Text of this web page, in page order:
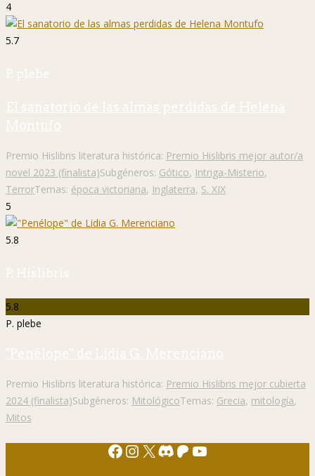
4
5.7
P. plebe
El sanatorio de las almas perdidas de Helena
Montufo
Premio Hislibris literatura histórica: Premio Hislibris mejor autor/a
novel 2023 (finalista)Subgéneros: Gótico, Intriga-Misterio,
TerrorTemas: época victoriana, Inglaterra, S. XIX
5
5.8
P. Hislibris
5.8
P. plebe
"Penélope" de Lidia G. Merenciano
Premio Hislibris literatura histórica: Premio Hislibris mejor cubierta
2024 (finalista)Subgéneros: MitológicoTemas: Grecia, mitología,
Mitos
Facebook
Instagram
X Discord
Patreon
YouTube